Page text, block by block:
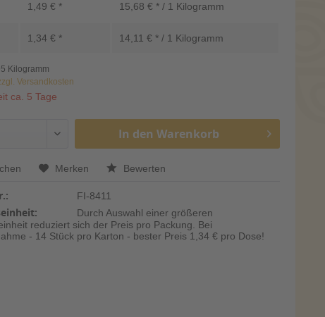
1,49 € * 15,68 € * / 1 Kilogramm
1,34 € * 14,11 € * / 1 Kilogramm
Kilogramm
Versandkosten
ca. 5 Tage
In den Warenkorb
Merken Bewerten
FI-8411
Durch Auswahl einer größeren
reduziert sich der Preis pro Packung. Bei
- 14 Stück pro Karton - bester Preis 1,34 € pro Dose!